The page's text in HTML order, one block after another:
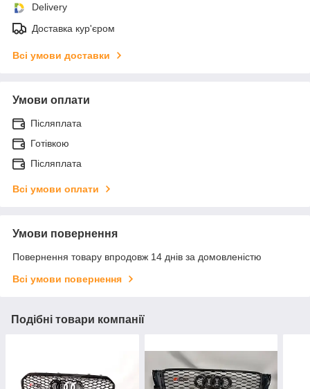
Delivery
Доставка кур'єром
Всі умови доставки
Умови оплати
Післяплата
Готівкою
Післяплата
Всі умови оплати
Умови повернення
Повернення товару впродовж 14 днів за домовленістю
Всі умови повернення
Подібні товари компанії